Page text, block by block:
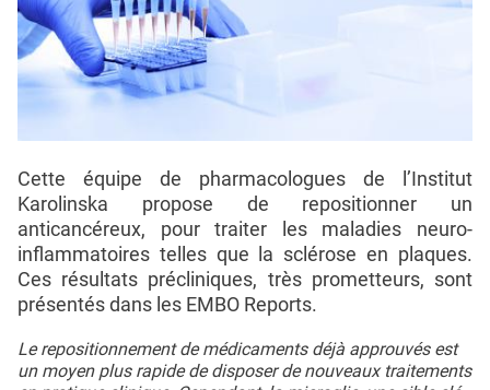
Cette équipe de pharmacologues de l’Institut
Karolinska propose de repositionner un
anticancéreux, pour traiter les maladies neuro-
inflammatoires telles que la sclérose en plaques.
Ces résultats précliniques, très prometteurs, sont
présentés dans les EMBO Reports.
Le repositionnement de médicaments déjà approuvés est
un moyen plus rapide de disposer de nouveaux traitements